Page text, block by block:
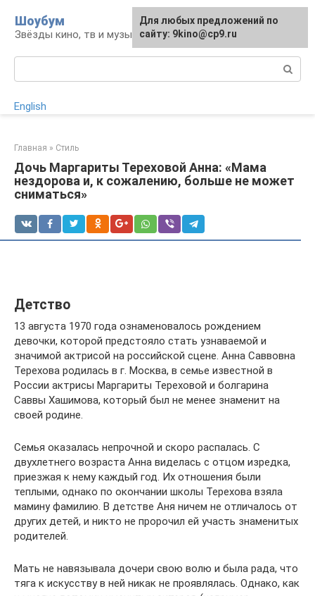
контенту
Шоубум
Звёзды кино, тв и музыки
English
Главная » Стиль
Дочь Маргариты Тереховой Анна: «Мама
нездорова и, к сожалению, больше не может
сниматься»
Детство
13 августа 1970 года ознаменовалось рождением
девочки, которой предстояло стать узнаваемой и
значимой актрисой на российской сцене. Анна Саввовна
Терехова родилась в г. Москва, в семье известной в
России актрисы Маргариты Тереховой и болгарина
Саввы Хашимова, который был не менее знаменит на
своей родине.
Семья оказалась непрочной и скоро распалась. С
двухлетнего возраста Анна виделась с отцом изредка,
приезжая к нему каждый год. Их отношения были
теплыми, однако по окончании школы Терехова взяла
мамину фамилию. В детстве Аня ничем не отличалось от
других детей, и никто не пророчил ей участь знаменитых
родителей.
Мать не навязывала дочери свою волю и была рада, что
тяга к искусству в ней никак не проявлялась. Однако, как
Для любых предложений по
сайту: 9kino@cp9.ru